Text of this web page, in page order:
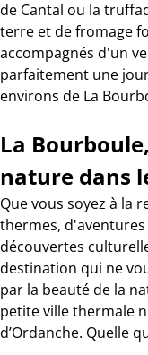
de Cantal ou la
terre et de fromage
accompagnés d'un
parfaitement une
environs de La
La
nature dans
Que vous soyez à la
thermes,
découvertes
destination qui ne
par la beauté de la
petite ville thermale
d’Ordanche. Quelle